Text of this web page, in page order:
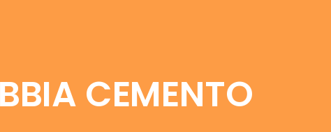
CEMENTO